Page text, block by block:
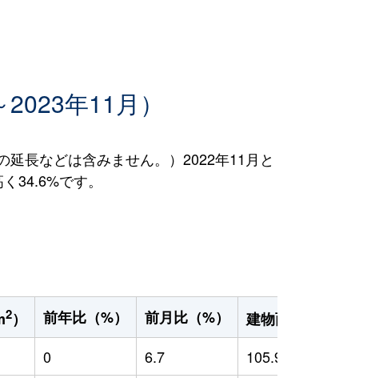
年11月）
長などは含みません。）2022年11月と
34.6%です。
2） 前年比（%） 前月比（%） 建物面積（m
0 6.7 105.99